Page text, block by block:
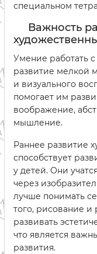
специальном
Важность
Умение работать
развитие мелкой
и визуального
помогает им
воображение,
мышление.
Раннее развитие
способствует
у детей. Они
через
лучше понимать
того, рисование и
развивать
что является
развития.